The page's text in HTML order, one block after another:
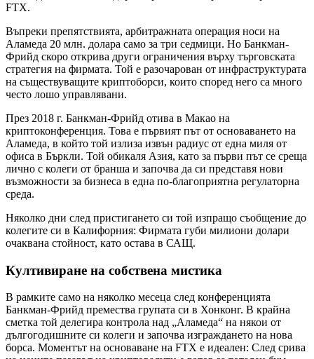
FTX.
Въпреки препятствията, арбитражната операция носи на
Аламеда 20 млн. долара само за три седмици. Но Банкман-
Фрийд скоро открива други ограничения върху търговската
стратегия на фирмата. Той е разочарован от инфраструктурата
на съществуващите криптоборси, които според него са много
често лошо управлявани.
През 2018 г. Банкман-Фрийд отива в Макао на
криптоконференция. Това е първият път от основаването на
Аламеда, в който той излиза извън радиус от една миля от
офиса в Бъркли. Той обикаля Азия, като за първи път се среща
лично с колеги от бранша и започва да си представя нови
възможности за бизнеса в една по-благоприятна регулаторна
среда.
Няколко дни след пристигането си той изпращо съобщение до
колегите си в Калифорния: Фирмата губи милиони долари
очаквана стойност, като остава в САЩ.
Култивиране на собствена мистика
В рамките само на няколко месеца след конференцията
Банкман-Фрийд премества групата си в Хонконг. В крайна
сметка той делегира контрола над „Аламеда“ на някои от
дългогодишните си колеги и започва изграждането на нова
борса. Моментът на основаване на FTX е идеален: След срива